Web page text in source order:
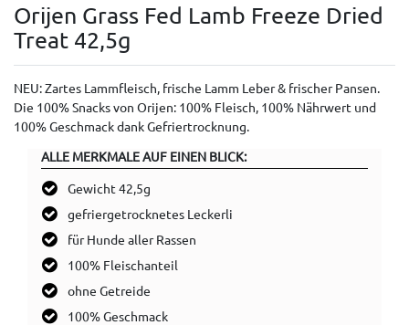
Orijen Grass Fed Lamb Freeze Dried
Treat 42,5g
NEU: Zartes Lammfleisch, frische Lamm Leber & frischer Pansen.
Die 100% Snacks von Orijen: 100% Fleisch, 100% Nährwert und
100% Geschmack dank Gefriertrocknung.
ALLE MERKMALE AUF EINEN BLICK:
Gewicht 42,5g
gefriergetrocknetes Leckerli
für Hunde aller Rassen
100% Fleischanteil
ohne Getreide
100% Geschmack